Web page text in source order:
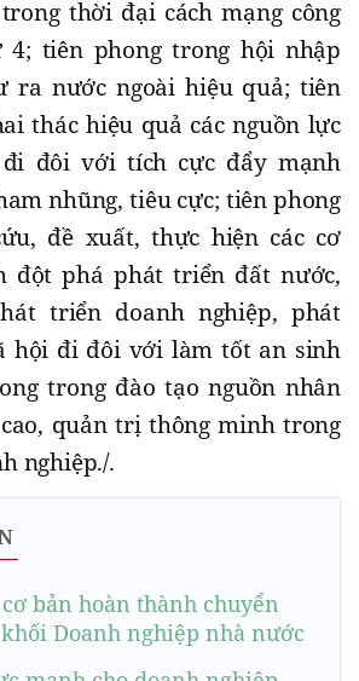
thời đại cách mạng công
4; tiên phong trong hội nhập
ra nước ngoài hiệu quả; tiên
thác hiệu quả các nguồn lực
đôi với tích cực đẩy mạnh
nhũng, tiêu cực; tiên phong
đề xuất, thực hiện các cơ
đột phá phát triển đất nước,
triển doanh nghiệp, phát
hội đi đôi với làm tốt an sinh
trong đào tạo nguồn nhân
quản trị thông minh trong
nghiệp./.
bản hoàn thành chuyển
Doanh nghiệp nhà nước